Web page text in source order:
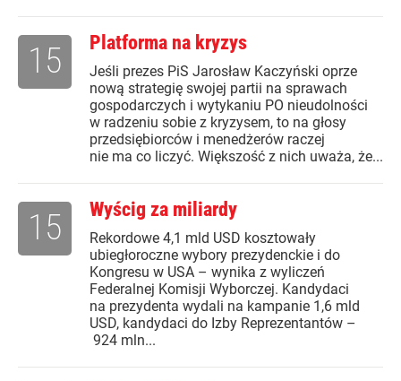
Platforma na kryzys
Jeśli prezes PiS Jarosław Kaczyński oprze
nową strategię swojej partii na sprawach
gospodarczych i wytykaniu PO nieudolności
w radzeniu sobie z kryzysem, to na głosy
przedsiębiorców i menedżerów raczej
nie ma co liczyć. Większość z nich uważa, że...
15
Wyścig za miliardy
Rekordowe 4,1 mld USD kosztowały
ubiegłoroczne wybory prezydenckie i do
Kongresu w USA – wynika z wyliczeń
Federalnej Komisji Wyborczej. Kandydaci
na prezydenta wydali na kampanie 1,6 mld
USD, kandydaci do Izby Reprezentantów –
924 mln...
15